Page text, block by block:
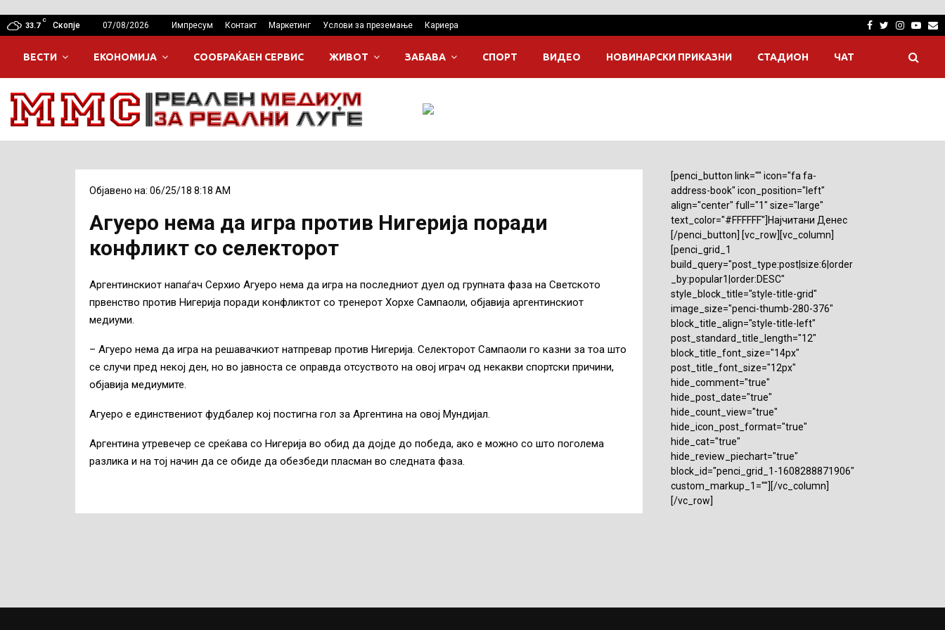
33.7
C
Скопје 07/08/2026 Импресум Контакт Маркетинг Услови за преземање Кариера Facebook
Twitter
ВЕСТИ ЕКОНОМИЈА СООБРАЌАЕН СЕРВИС ЖИВОТ ЗАБАВА СПОРТ ВИДЕО НОВИНАРСКИ ПРИКАЗНИ СТАДИОН ЧАТ
Објавено на: 06/25/18 8:18 AM
Агуеро нема да игра против Нигерија поради
конфликт со селекторот
Аргентинскиот напаѓач Серхио Агуеро нема да игра на последниот дуел од групната фаза на Светското
првенство против Нигерија поради конфликтот со тренерот Хорхе Сампаоли, објавија аргентинскиот
медиуми.
– Агуеро нема да игра на решавачкиот натпревар против Нигерија. Селекторот Сампаоли го казни за тоа што
се случи пред некој ден, но во јавноста се оправда отсуството на овој играч од некакви спортски причини,
објавија медиумите.
Агуеро е единствениот фудбалер кој постигна гол за Аргентина на овој Мундијал.
Аргентина утревечер се среќава со Нигерија во обид да дојде до победа, ако е можно со што поголема
разлика и на тој начин да се обиде да обезбеди пласман во следната фаза.
[penci_button link="" icon="fa fa-
address-book" icon_position="left"
align="center" full="1" size="large"
text_color="#FFFFFF"]Најчитани Денес
[/penci_button] [vc_row][vc_column]
[penci_grid_1
build_query="post_type:post|size:6|order
_by:popular1|order:DESC"
style_block_title="style-title-grid"
image_size="penci-thumb-280-376"
block_title_align="style-title-left"
post_standard_title_length="12"
block_title_font_size="14px"
post_title_font_size="12px"
hide_comment="true"
hide_post_date="true"
hide_count_view="true"
hide_icon_post_format="true"
hide_cat="true"
hide_review_piechart="true"
block_id="penci_grid_1-1608288871906"
custom_markup_1=""][/vc_column]
[/vc_row]